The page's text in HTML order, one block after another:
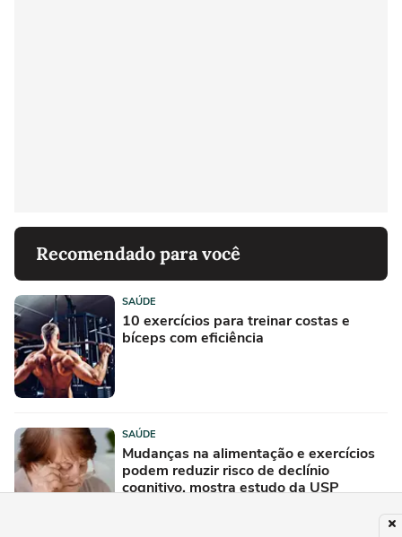
Recomendado para você
SAÚDE
10 exercícios para treinar costas e
bíceps com eficiência
SAÚDE
Mudanças na alimentação e exercícios
podem reduzir risco de declínio
cognitivo, mostra estudo da USP